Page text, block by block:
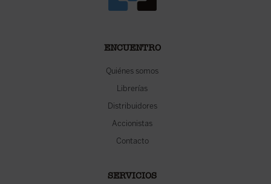
ENCUENTRO
Quiénes somos
Librerías
Distribuidores
Accionistas
Contacto
SERVICIOS